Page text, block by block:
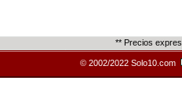
** Precios
© 2002/2022 Solo10.com